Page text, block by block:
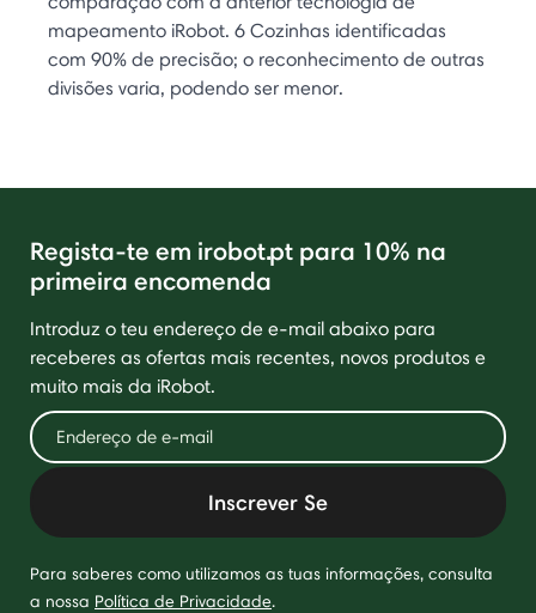
mapeamento iRobot. 6 Cozinhas identificadas
com 90% de precisão; o reconhecimento de outras
divisões varia, podendo ser menor.
Regista-te em irobot.pt para 10% na
primeira encomenda
Introduz o teu endereço de e-mail abaixo para
receberes as ofertas mais recentes, novos produtos e
muito mais da iRobot.
Inscrever Se
Para saberes como utilizamos as tuas informações, consulta
a nossa Política de Privacidade.